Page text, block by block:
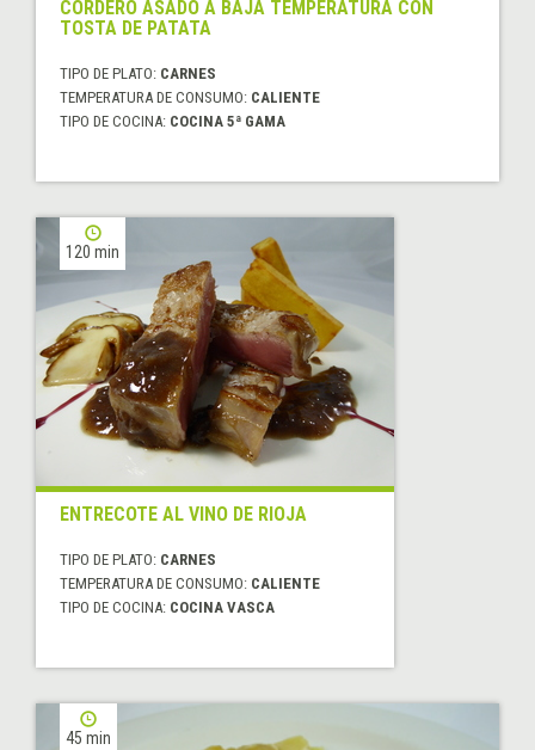
CORDERO ASADO A BAJA TEMPERATURA CON
TOSTA DE PATATA
TIPO DE PLATO: CARNES
TEMPERATURA DE CONSUMO: CALIENTE
TIPO DE COCINA: COCINA 5ª GAMA
120 min
ENTRECOTE AL VINO DE RIOJA
TIPO DE PLATO: CARNES
TEMPERATURA DE CONSUMO: CALIENTE
TIPO DE COCINA: COCINA VASCA
45 min